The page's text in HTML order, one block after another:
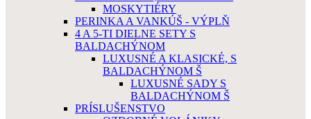
MOSKYTIÉRY
PERINKA A VANKÚŠ - VÝPLŇ
4 A 5-TI DIELNE SETY S
BALDACHÝNOM
LUXUSNÉ A KLASICKÉ, S
BALDACHÝNOM Š
LUXUSNÉ SADY S
BALDACHÝNOM Š
PRÍSLUŠENSTVO